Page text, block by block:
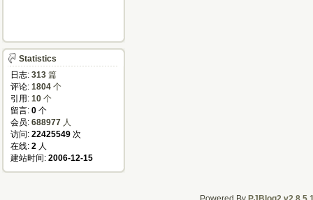
Statistics
日志: 313 篇
评论: 1804 个
引用: 10 个
留言: 0 个
会员: 688977 人
访问: 22425549 次
在线: 2 人
建站时间: 2006-12-15